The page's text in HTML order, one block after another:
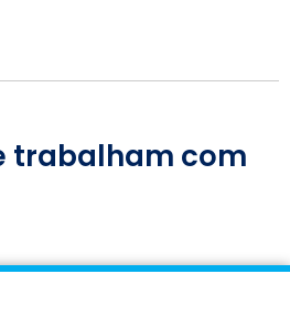
trabalham com